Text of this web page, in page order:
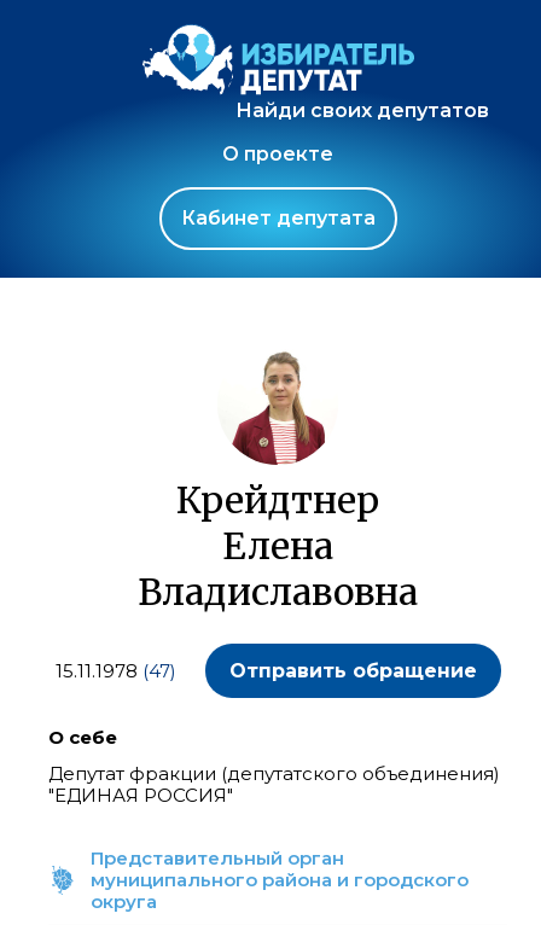
Найди своих депутатов
О проекте
Кабинет депутата
Крейдтнер
Елена
Владиславовна
15.11.1978 (47) Отправить обращение
О себе
Депутат фракции (депутатского объединения)
"ЕДИНАЯ РОССИЯ"
Представительный орган
муниципального района и городского
округа